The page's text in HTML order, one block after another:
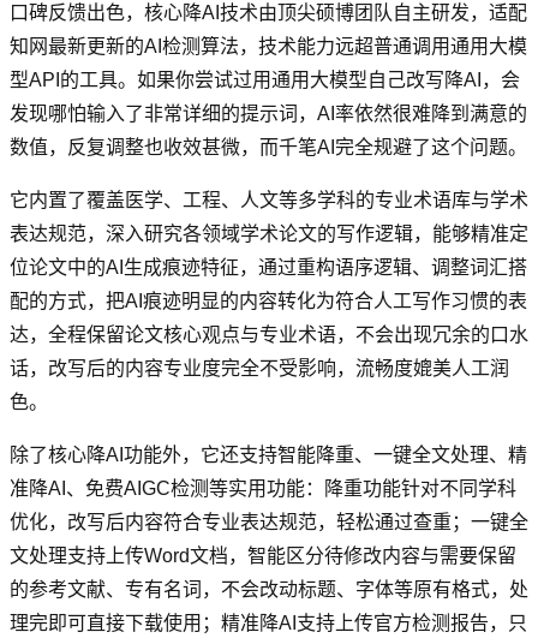
口碑反馈出色，核心降AI技术由顶尖硕博团队自主研发，适配
知网最新更新的AI检测算法，技术能力远超普通调用通用大模
型API的工具。如果你尝试过用通用大模型自己改写降AI，会
发现哪怕输入了非常详细的提示词，AI率依然很难降到满意的
数值，反复调整也收效甚微，而千笔AI完全规避了这个问题。
它内置了覆盖医学、工程、人文等多学科的专业术语库与学术
表达规范，深入研究各领域学术论文的写作逻辑，能够精准定
位论文中的AI生成痕迹特征，通过重构语序逻辑、调整词汇搭
配的方式，把AI痕迹明显的内容转化为符合人工写作习惯的表
达，全程保留论文核心观点与专业术语，不会出现冗余的口水
话，改写后的内容专业度完全不受影响，流畅度媲美人工润
色。
除了核心降AI功能外，它还支持智能降重、一键全文处理、精
准降AI、免费AIGC检测等实用功能：降重功能针对不同学科
优化，改写后内容符合专业表达规范，轻松通过查重；一键全
文处理支持上传Word文档，智能区分待修改内容与需要保留
的参考文献、专有名词，不会改动标题、字体等原有格式，处
理完即可直接下载使用；精准降AI支持上传官方检测报告，只